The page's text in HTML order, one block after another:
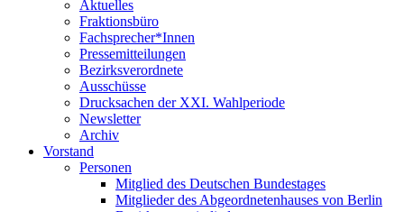
Aktuelles
Fraktionsbüro
Fachsprecher*Innen
Pressemitteilungen
Bezirksverordnete
Ausschüsse
Drucksachen der XXI. Wahlperiode
Newsletter
Archiv
Vorstand
Personen
Mitglied des Deutschen Bundestages
Mitglieder des Abgeordnetenhauses von Berlin